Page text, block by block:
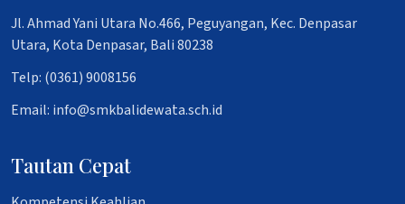
Jl. Ahmad Yani Utara No.466, Peguyangan, Kec. Denpasar
Utara, Kota Denpasar, Bali 80238
Telp: (0361) 9008156
Email: info@smkbalidewata.sch.id
Tautan Cepat